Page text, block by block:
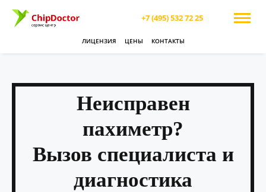
+7 (495) 532 72 25
ЛИЦЕНЗИЯ ЦЕНЫ КОНТАКТЫ
Неисправен
пахиметр?
Вызов специалиста и
диагностика